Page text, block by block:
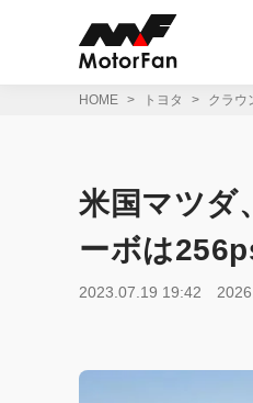
HOME トヨタ クラウ
米国マツダ
ーボは
2023.07.19 19:42